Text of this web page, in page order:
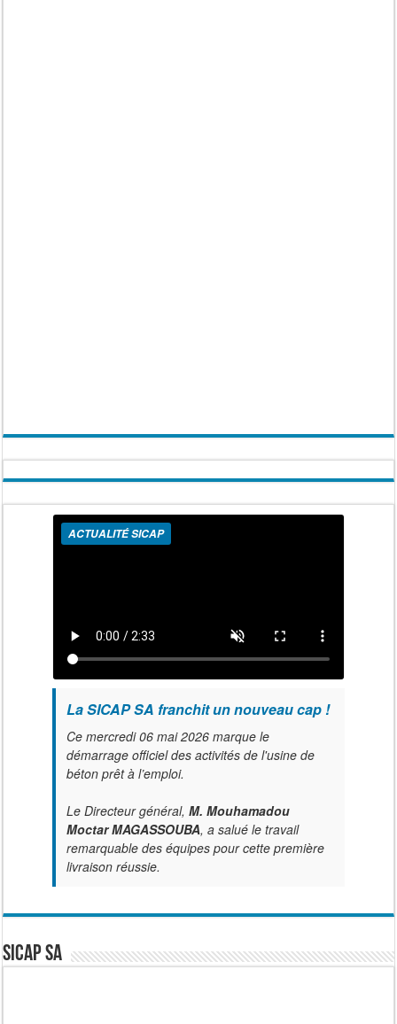
ACTUALITÉ SICAP
La SICAP SA franchit un nouveau cap !
Ce mercredi 06 mai 2026 marque le
démarrage officiel des activités de l'usine de
béton prêt à l’emploi.
Le Directeur général, M. Mouhamadou
Moctar MAGASSOUBA, a salué le travail
remarquable des équipes pour cette première
livraison réussie.
SICAP SA